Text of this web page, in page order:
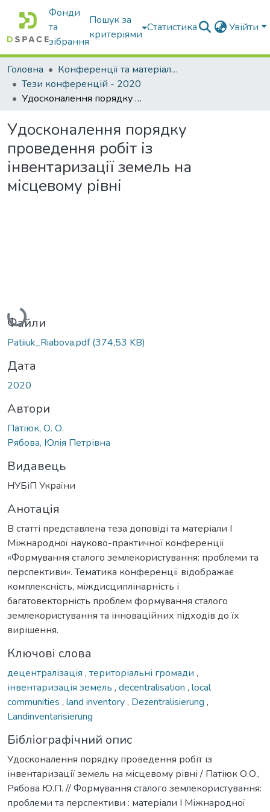
Фонди
та
зібрання
Пошук за
критеріями
Статистика Увійти
Головна
Конференції та матеріали конференцій
Тези конференцій - 2020
Удосконалення порядку проведення робіт із інвентаризації земель на місцевому рівні
Удосконалення порядку
проведення робіт із
інвентаризації земель на
місцевому рівні
Вантажиться...
Файли
Patiiuk_Riabova.pdf(374,53 KB)
Дата
2020
Автори
Патіюк, О. О.
Рябова, Юлія Петрівна
Видавець
НУБіП України
Анотація
В статті представлена теза доповіді та матеріали І
Міжнародної науково-практичної конференції
«Формування сталого землекористування: проблеми та
перспективи». Тематика конференції відображає
комплексність, міждисциплінарність і
багатовекторність проблем формування сталого
землекористування та інноваційних підходів до їх
вирішення.
Ключові слова
децентралізація , територіальні громади ,
інвентаризація земель , decentralisation , local
communities , land inventory, Dezentralisierung ,
Landinventarisierung
Бібліографічний опис
Удосконалення порядку проведення робіт із
інвентаризації земель на місцевому рівні / Патіюк О.О.,
Рябова Ю.П. // Формування сталого землекористування:
проблеми та перспективи : матеріали І Міжнародної